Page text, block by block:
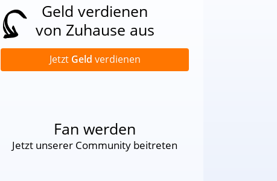
Geld verdienen
von Zuhause aus
Jetzt Geld verdienen
Fan werden
Jetzt unserer Community beitreten